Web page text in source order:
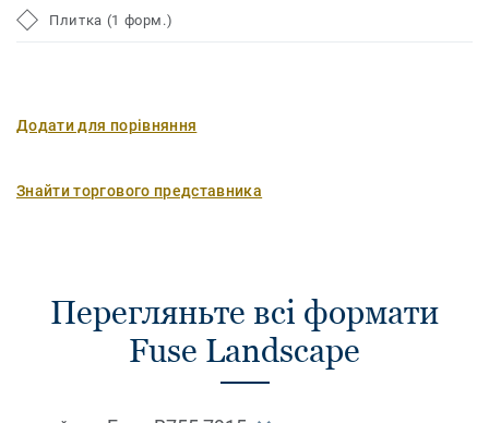
Плитка (1 форм.)
Додати для порівняння
Знайти торгового представника
Перегляньте всі формати
Fuse Landscape